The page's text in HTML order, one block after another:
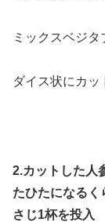
ミックスベジタ
ダイス状にカッ
2.カットした人
たひたになる
さじ1杯を投入